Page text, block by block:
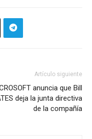
Artículo siguiente
anuncia que Bill
deja la junta directiva
de la compañía